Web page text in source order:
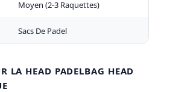
Moyen (2-3 Raquettes)
Sacs De Padel
LA HEAD PADELBAG HEAD